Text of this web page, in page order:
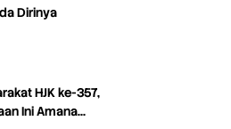
Dirinya
HJK ke-357,
Ini Amana…